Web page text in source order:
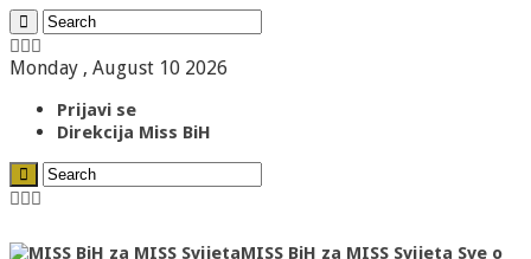
Monday , August 10 2026
Prijavi se
Direkcija Miss BiH
MISS BiH za MISS Svijeta Sve o